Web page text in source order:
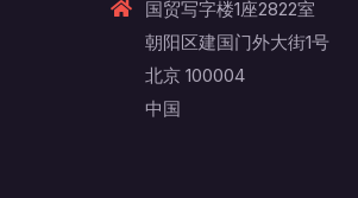
国贸写字楼1座2822室
朝阳区建国门外大街1号
北京 100004
中国